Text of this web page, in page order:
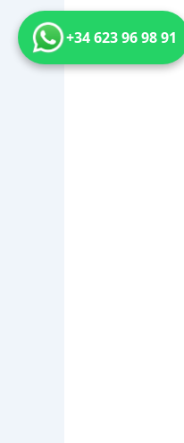
+34 623 96 98 91